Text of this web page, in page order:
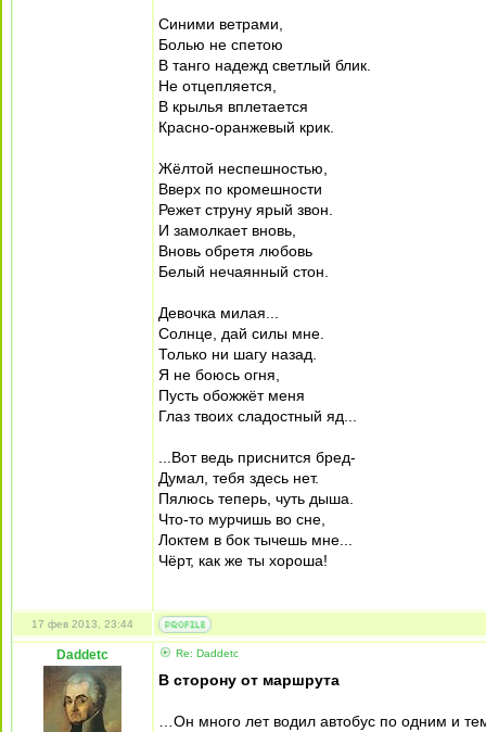
Синими ветрами,
Болью не спетою
В танго надежд светлый блик.
Не отцепляется,
В крылья вплетается
Красно-оранжевый крик.
Жёлтой неспешностью,
Вверх по кромешности
Режет струну ярый звон.
И замолкает вновь,
Вновь обретя любовь
Белый нечаянный стон.
Девочка милая...
Солнце, дай силы мне.
Только ни шагу назад.
Я не боюсь огня,
Пусть обожжёт меня
Глаз твоих сладостный яд...
...Вот ведь приснится бред-
Думал, тебя здесь нет.
Пялюсь теперь, чуть дыша.
Что-то мурчишь во сне,
Локтем в бок тычешь мне...
Чёрт, как же ты хороша!
17 фев 2013, 23:44
Daddetc Re: Daddetc
В сторону от маршрута
…Он много лет водил автобус по одним и